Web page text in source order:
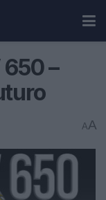
650 –
AA